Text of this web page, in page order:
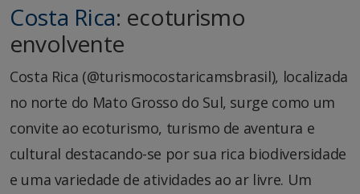
Costa Rica: ecoturismo
envolvente
Costa Rica (@turismocostaricamsbrasil), localizada
no norte do Mato Grosso do Sul, surge como um
convite ao ecoturismo, turismo de aventura e
cultural destacando-se por sua rica biodiversidade
e uma variedade de atividades ao ar livre. Um